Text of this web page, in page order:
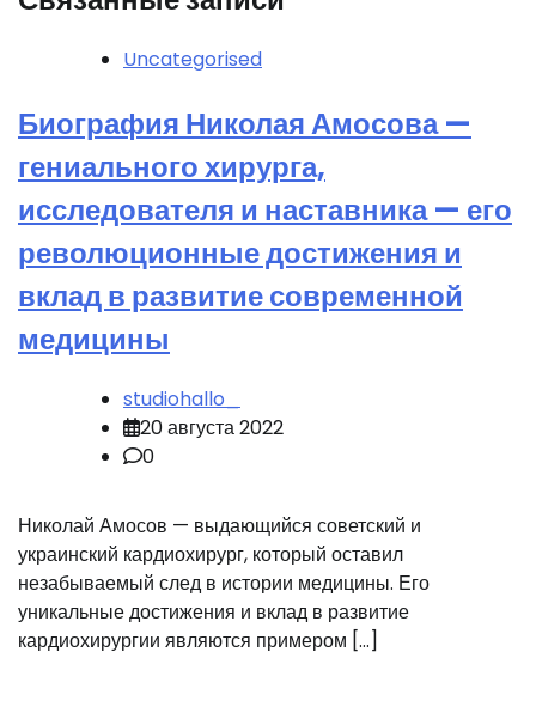
Uncategorised
Биография Николая Амосова —
гениального хирурга,
исследователя и наставника — его
революционные достижения и
вклад в развитие современной
медицины
studiohallo_
20 августа 2022
0
Николай Амосов — выдающийся советский и
украинский кардиохирург, который оставил
незабываемый след в истории медицины. Его
уникальные достижения и вклад в развитие
кардиохирургии являются примером […]